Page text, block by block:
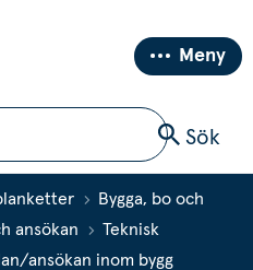
Meny
Sök
Bygga, bo och
ansökan
Teknisk
ansökan inom bygg